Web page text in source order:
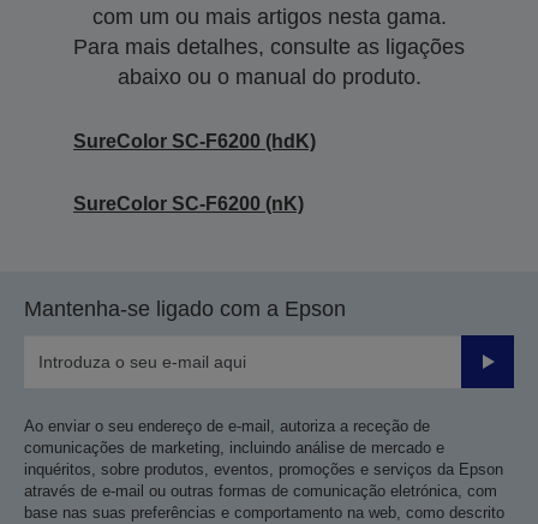
com um ou mais artigos nesta gama.
Para mais detalhes, consulte as ligações
abaixo ou o manual do produto.
SureColor SC-F6200 (hdK)
SureColor SC-F6200 (nK)
Mantenha-se ligado com a Epson
Enviar
Ao enviar o seu endereço de e-mail, autoriza a receção de
comunicações de marketing, incluindo análise de mercado e
inquéritos, sobre produtos, eventos, promoções e serviços da Epson
através de e-mail ou outras formas de comunicação eletrónica, com
base nas suas preferências e comportamento na web, como descrito